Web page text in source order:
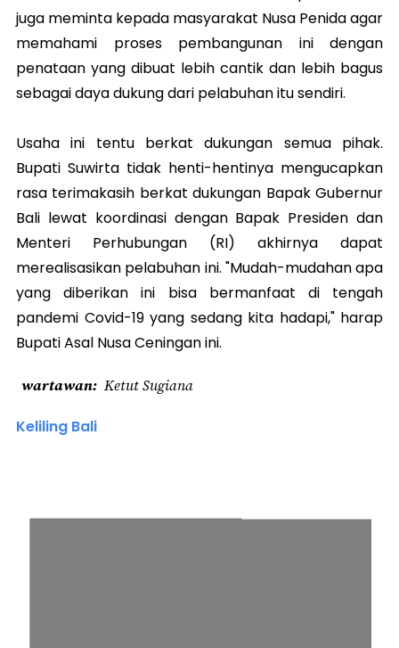
juga meminta kepada masyarakat Nusa Penida agar
memahami proses pembangunan ini dengan
penataan yang dibuat lebih cantik dan lebih bagus
sebagai daya dukung dari pelabuhan itu sendiri.
Usaha ini tentu berkat dukungan semua pihak.
Bupati Suwirta tidak henti-hentinya mengucapkan
rasa terimakasih berkat dukungan Bapak Gubernur
Bali lewat koordinasi dengan Bapak Presiden dan
Menteri Perhubungan (RI) akhirnya dapat
merealisasikan pelabuhan ini. "Mudah-mudahan apa
yang diberikan ini bisa bermanfaat di tengah
pandemi Covid-19 yang sedang kita hadapi," harap
Bupati Asal Nusa Ceningan ini.
wartawan Ketut Sugiana
Keliling Bali